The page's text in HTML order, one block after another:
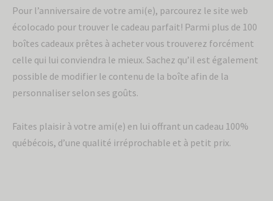
Pour l’anniversaire de votre ami(e), parcourez le site web
écolocado pour trouver le cadeau parfait! Parmi plus de 100
boîtes cadeaux prêtes à acheter vous trouverez forcément
celle qui lui conviendra le mieux. Sachez qu’il est également
possible de modifier le contenu de la boîte afin de la
personnaliser selon ses goûts.
Faites plaisir à votre ami(e) en lui offrant un cadeau 100%
québécois, d’une qualité irréprochable et à petit prix.